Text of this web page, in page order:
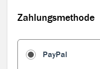
Zahlungsmethode
PayPal